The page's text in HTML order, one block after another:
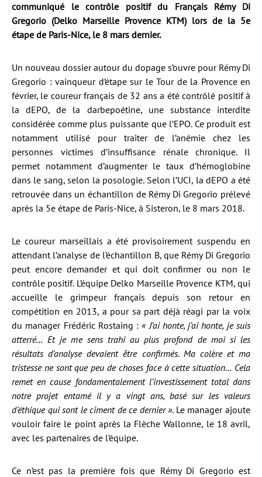
communiqué le contrôle positif du Français Rémy Di
Gregorio (Delko Marseille Provence KTM) lors de la 5e
étape de Paris-Nice, le 8 mars dernier.
Un nouveau dossier autour du dopage s’ouvre pour Rémy Di
Gregorio : vainqueur d’étape sur le Tour de la Provence en
février, le coureur français de 32 ans a été contrôlé positif à
la dEPO, de la darbepoétine, une substance interdite
considérée comme plus puissante que l’EPO. Ce produit est
notamment utilisé pour traiter de l’anémie chez les
personnes victimes d’insuffisance rénale chronique. Il
permet notamment d’augmenter le taux d’hémoglobine
dans le sang, selon la posologie. Selon l’UCI, la dEPO a été
retrouvée dans un échantillon de Rémy Di Gregorio prélevé
après la 5e étape de Paris-Nice, à Sisteron, le 8 mars 2018.
Le coureur marseillais a été provisoirement suspendu en
attendant l’analyse de l’échantillon B, que Rémy Di Gregorio
peut encore demander et qui doit confirmer ou non le
contrôle positif. L’équipe Delko Marseille Provence KTM, qui
accueille le grimpeur français depuis son retour en
compétition en 2013, a pour sa part déjà réagi par la voix
du manager Frédéric Rostaing :« J’ai honte, j’ai honte, je suis
atterré… Et je me sens trahi au plus profond de moi si les
résultats d’analyse devaient être confirmés. Ma colère et ma
tristesse ne sont que peu de choses face à cette situation… Cela
remet en cause fondamentalement l’investissement total dans
notre projet entamé il y a vingt ans, basé sur les valeurs
d’éthique qui sont le ciment de ce dernier ». Le manager ajoute
vouloir faire le point après la Flèche Wallonne, le 18 avril,
avec les partenaires de l’équipe.
Ce n’est pas la première fois que Rémy Di Gregorio est